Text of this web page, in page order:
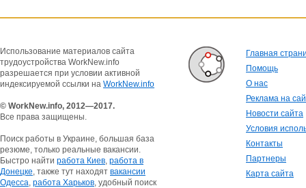
Использование материалов сайта
трудоустройства WorkNew.info
разрешается при условии активной
индексируемой ссылки на WorkNew.info
© WorkNew.info, 2012—2017.
Все права защищены.
Поиск работы в Украине, большая база
резюме, только реальные вакансии.
Быстро найти работа Киев, работа в
Донецке, также тут находят вакансии
Одесса, работа Харьков, удобный поиск
Главная
Помощь
О нас
Реклама на
Новости сайта
Условия
Контакты
Партнеры
Карта сайта